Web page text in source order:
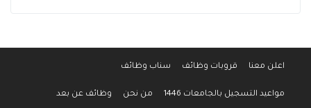
اعلن معنا قروبات وظائف سناب وظائف
مواعيد التسجيل بالجامعات 1446 من نحن وظائف عن بعد